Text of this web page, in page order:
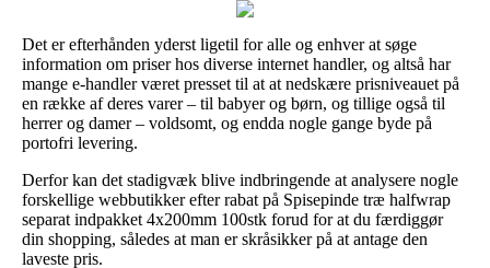
Det er efterhånden yderst ligetil for alle og enhver at søge
information om priser hos diverse internet handler, og altså har
mange e-handler været presset til at at nedskære prisniveauet på
en række af deres varer – til babyer og børn, og tillige også til
herrer og damer – voldsomt, og endda nogle gange byde på
portofri levering.
Derfor kan det stadigvæk blive indbringende at analysere nogle
forskellige webbutikker efter rabat på Spisepinde træ halfwrap
separat indpakket 4x200mm 100stk forud for at du færdiggør
din shopping, således at man er skråsikker på at antage den
laveste pris.